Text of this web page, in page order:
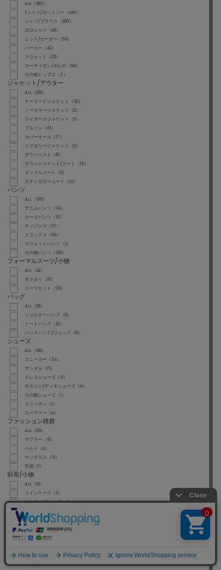
ALL（901）
Tシャツ/カットソー（441）
シャツ/ブラウス（200）
ポロシャツ（45）
ニット/セーター（59）
パーカー（40）
スウェット（29）
カーディガン/ボレロ（84）
その他トップス（3）
ジャケット/アウター
ALL（218）
テーラードジャケット（92）
ノーカラージャケット（2）
ライダースジャケット（5）
ブルゾン（61）
カバーオール（17）
ミリタリージャケット（2）
ダウンベスト（8）
ダウンジャケット/コート（15）
ダッフルコート（2）
ステンカラーコート（14）
パンツ
ALL（310）
デニムパンツ（19）
カーゴパンツ（10）
チノパンツ（37）
スラックス（114）
スウェットパンツ（2）
その他パンツ（128）
フォーマルスーツ/小物
ALL（42）
ネクタイ（10）
スーツセット（29）
バッグ
ALL（28）
ショルダーバッグ（8）
トートバッグ（12）
バックパック/リュック（8）
シューズ
ALL（68）
スニーカー（34）
サンダル（15）
ドレスシューズ（9）
モカシン/デッキシューズ（4）
その他シューズ（1）
スリッポン（1）
ローファー（4）
ファッション雑貨
ALL（29）
マフラー（9）
ベルト（4）
サングラス（15）
手袋（1）
財布/小物
ALL（10）
コインケース（2）
バンダナ/スカーフ（1）
札入れ/マネークリップ（5）
その他小物（2）
帽子
ALL（11）
ハット（2）
アウトドア/スポーツ